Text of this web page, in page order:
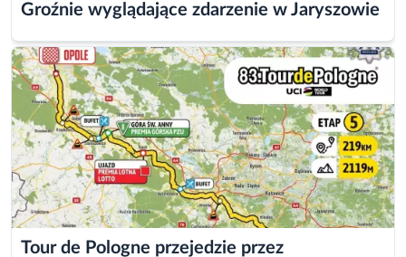
Groźnie wyglądające zdarzenie w Jaryszowie
Tour de Pologne przejedzie przez
Promowanie wizytówki google maps opole od 400
pln miesięcznie